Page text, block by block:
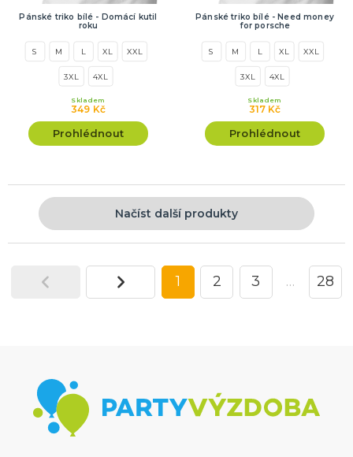
Pánské triko bílé - Domácí kutil
roku
S M L XL XXL
3XL 4XL
349 Kč
Skladem
Prohlédnout
Pánské triko bílé - Need money
for porsche
S M L XL XXL
3XL 4XL
317 Kč
Skladem
Prohlédnout
Načíst další produkty
1 2 3 … 28